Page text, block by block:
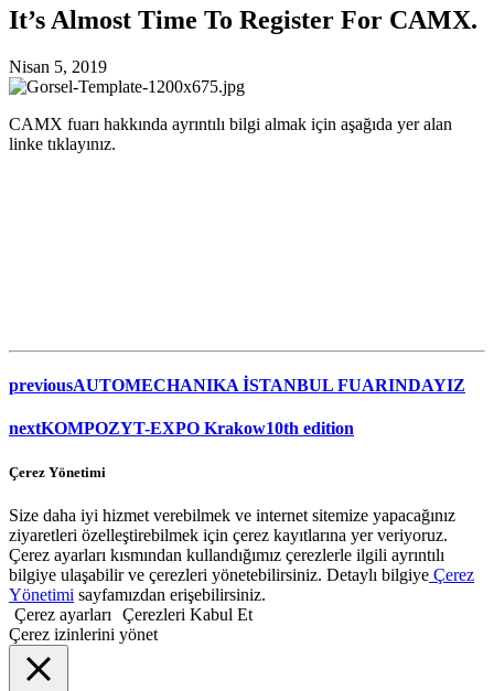
It’s Almost Time To Register For CAMX.
Nisan 5, 2019
CAMX fuarı hakkında ayrıntılı bilgi almak için aşağıda yer alan
linke tıklayınız.
previousAUTOMECHANIKA İSTANBUL FUARINDAYIZ
nextKOMPOZYT-EXPO Krakow10th edition
Çerez Yönetimi
Size daha iyi hizmet verebilmek ve internet sitemize yapacağınız
ziyaretleri özelleştirebilmek için çerez kayıtlarına yer veriyoruz.
Çerez ayarları kısmından kullandığımız çerezlerle ilgili ayrıntılı
bilgiye ulaşabilir ve çerezleri yönetebilirsiniz. Detaylı bilgiye Çerez
Yönetimi sayfamızdan erişebilirsiniz.
Çerez ayarları
Çerezleri Kabul Et
Çerez izinlerini yönet